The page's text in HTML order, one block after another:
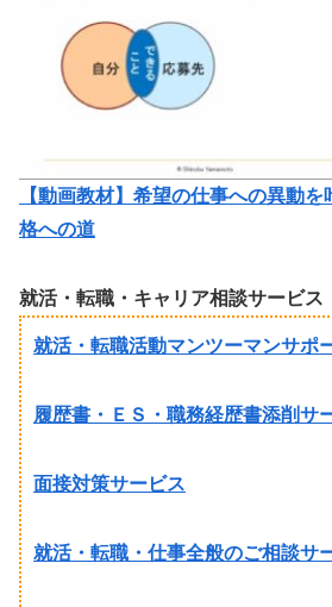
【動画教材】希望の仕事への異動
格への道
就活・転職・キャリア相談サービス
就活・転職活動マンツーマンサポ
履歴書・ＥＳ・職務経歴書添削サ
面接対策サービス
就活・転職・仕事全般のご相談サ